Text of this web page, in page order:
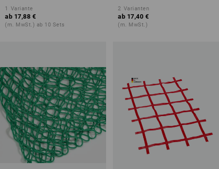
1 Variante
ab 17,88 €
(m. MwSt.) ab 10 Sets
2 Varianten
ab 17,40 €
(m. MwSt.)